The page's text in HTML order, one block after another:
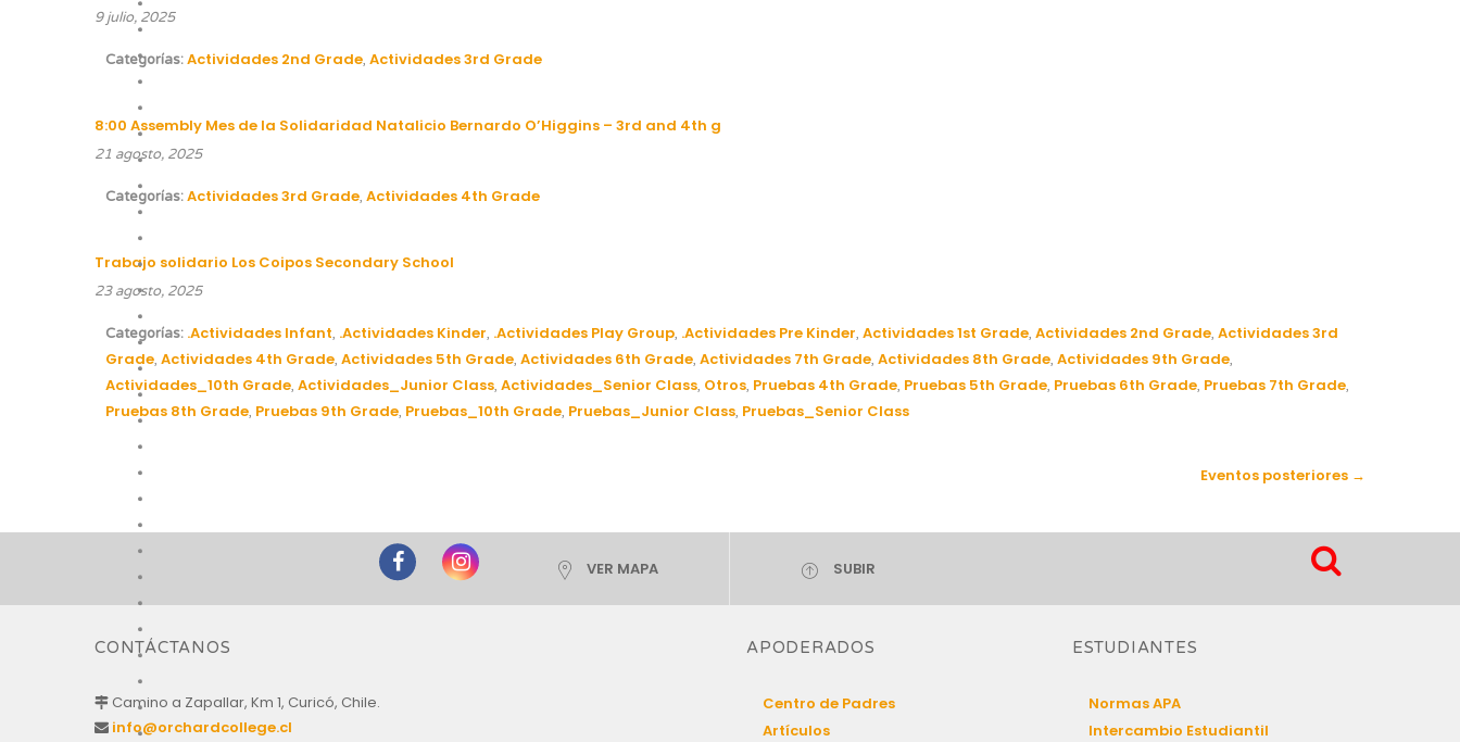
9 julio, 2025
Categorías:Actividades 2nd Grade, Actividades 3rd Grade
8:00 Assembly Mes de la Solidaridad Natalicio Bernardo O’Higgins – 3rd and 4th g
21 agosto, 2025
Categorías:Actividades 3rd Grade, Actividades 4th Grade
Trabajo solidario Los Coipos Secondary School
23 agosto, 2025
Categorías: .Actividades Infant, .Actividades Kinder, .Actividades Play Group, .Actividades Pre Kinder, Actividades 1st Grade, Actividades 2nd Grade, Actividades 3rd
Grade, Actividades 4th Grade, Actividades 5th Grade, Actividades 6th Grade, Actividades 7th Grade, Actividades 8th Grade, Actividades 9th Grade,
Actividades_10th Grade, Actividades_Junior Class, Actividades_Senior Class, Otros, Pruebas 4th Grade, Pruebas 5th Grade, Pruebas 6th Grade, Pruebas 7th Grade,
Pruebas 8th Grade, Pruebas 9th Grade, Pruebas_10th Grade, Pruebas_Junior Class, Pruebas_Senior Class
Eventos posteriores →
VER MAPA SUBIR
CONTÁCTANOS
Camino a Zapallar, Km 1, Curicó, Chile.
info@orchardcollege.cl
APODERADOS
Centro de Padres
Artículos
ESTUDIANTES
Normas APA
Intercambio Estudiantil